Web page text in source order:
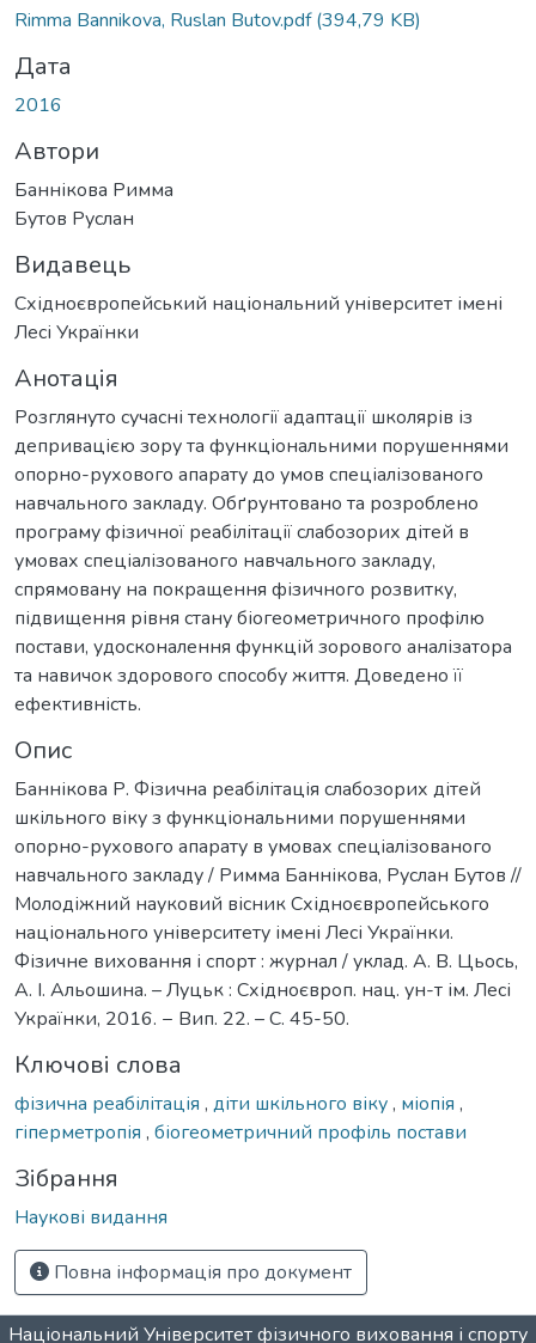
Rimma Bannikova, Ruslan Butov.pdf(394,79 KB)
Дата
2016
Автори
Баннікова Римма
Бутов Руслан
Видавець
Східноєвропейський національний університет імені
Лесі Українки
Анотація
Розглянуто сучасні технології адаптації школярів із
депривацією зору та функціональними порушеннями
опорно-рухового апарату до умов спеціалізованого
навчального закладу. Обґрунтовано та розроблено
програму фізичної реабілітації слабозорих дітей в
умовах спеціалізованого навчального закладу,
спрямовану на покращення фізичного розвитку,
підвищення рівня стану біогеометричного профілю
постави, удосконалення функцій зорового аналізатора
та навичок здорового способу життя. Доведено її
ефективність.
Опис
Баннікова Р. Фізична реабілітація слабозорих дітей
шкільного віку з функціональними порушеннями
опорно-рухового апарату в умовах спеціалізованого
навчального закладу / Римма Баннікова, Руслан Бутов //
Молодіжний науковий вісник Східноєвропейського
національного університету імені Лесі Українки.
Фізичне виховання і спорт : журнал / уклад. А. В. Цьось,
А. І. Альошина. – Луцьк : Східноєвроп. нац. ун-т ім. Лесі
Українки, 2016. − Вип. 22. – С. 45-50.
Ключові слова
фізична реабілітація , діти шкільного віку, міопія ,
гіперметропія , біогеометричний профіль постави
Зібрання
Наукові видання
Повна інформація про документ
Національний Університет фізичного виховання і спорту